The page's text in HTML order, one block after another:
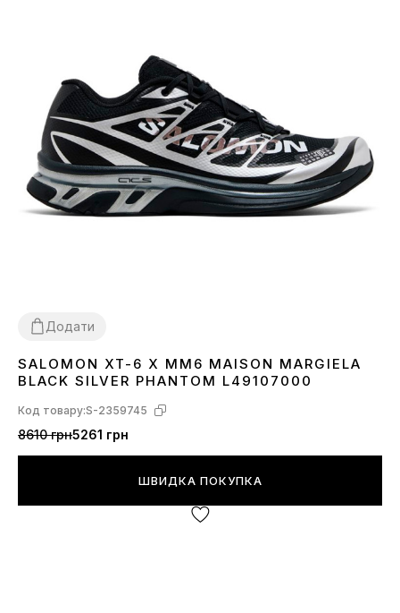
Додати
4041 42 43
SALOMON XT-6 X MM6 MAISON MARGIELA
BLACK SILVER PHANTOM L49107000
Код товару:S-2359745
8610 грн5261 грн
ШВИДКА ПОКУПКА